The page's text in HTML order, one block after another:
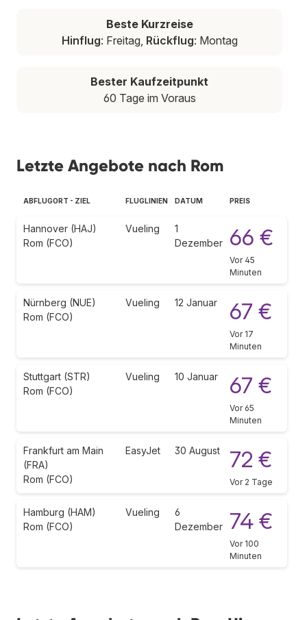
Beste Kurzreise
Hinflug: Freitag, Rückflug: Montag
Bester Kaufzeitpunkt
60 Tage im Voraus
Letzte Angebote nach Rom
ABFLUGORT - ZIEL FLUGLINIEN DATUM PREIS
Hannover (HAJ)
Rom (FCO)
Vueling
1
Dezember
66 €
Vor 45
Minuten
Nürnberg (NUE)
Rom (FCO)
Vueling 12 Januar 67 €
Vor 17
Minuten
Stuttgart (STR)
Rom (FCO)
Vueling 10 Januar 67 €
Vor 65
Minuten
Frankfurt am Main
(FRA)
Rom (FCO)
EasyJet 30 August 72 €
Vor 2 Tage
Hamburg (HAM)
Rom (FCO)
Vueling
6
Dezember
74 €
Vor 100
Minuten